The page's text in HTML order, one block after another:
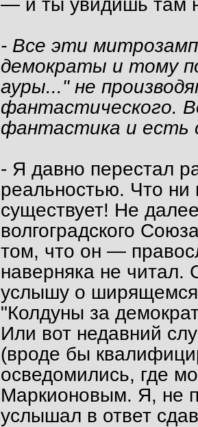
— и ты увидишь там
- Все эти
демократы и тому
ауры..." не
фантастического.
фантастика и есть
- Я давно перестал
реальностью. Что
существует! Не
волгоградского
том, что он —
наверняка не читал.
услышу о ширящемся
"Колдуны за
Или вот недавний
(вроде бы
осведомились, где
Маркионовым. Я, не
услышал в ответ